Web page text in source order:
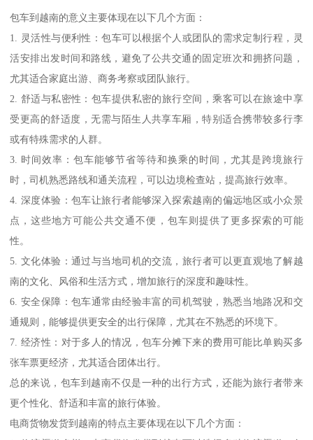
包车到越南的意义主要体现在以下几个方面：
1. 灵活性与便利性：包车可以根据个人或团队的需求定制行程，灵
活安排出发时间和路线，避免了公共交通的固定班次和拥挤问题，
尤其适合家庭出游、商务考察或团队旅行。
2. 舒适与私密性：包车提供私密的旅行空间，乘客可以在旅途中享
受更高的舒适度，无需与陌生人共享车厢，特别适合携带较多行李
或有特殊需求的人群。
3. 时间效率：包车能够节省等待和换乘的时间，尤其是跨境旅行
时，司机熟悉路线和通关流程，可以边境检查站，提高旅行效率。
4. 深度体验：包车让旅行者能够深入探索越南的偏远地区或小众景
点，这些地方可能公共交通不便，包车则提供了更多探索的可能
性。
5. 文化体验：通过与当地司机的交流，旅行者可以更直观地了解越
南的文化、风俗和生活方式，增加旅行的深度和趣味性。
6. 安全保障：包车通常由经验丰富的司机驾驶，熟悉当地路况和交
通规则，能够提供更安全的出行保障，尤其在不熟悉的环境下。
7. 经济性：对于多人的情况，包车分摊下来的费用可能比单购买多
张车票更经济，尤其适合团体出行。
总的来说，包车到越南不仅是一种的出行方式，还能为旅行者带来
更个性化、舒适和丰富的旅行体验。
电商货物发货到越南的特点主要体现在以下几个方面：